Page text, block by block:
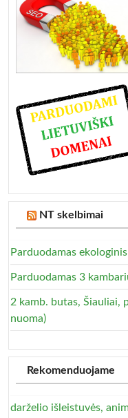
NT skelbimai
Parduodamas
Parduodamas 3
2 kamb. butas, Šiauliai,
nuoma)
Rekomenduojame
darželio išleistuvės,